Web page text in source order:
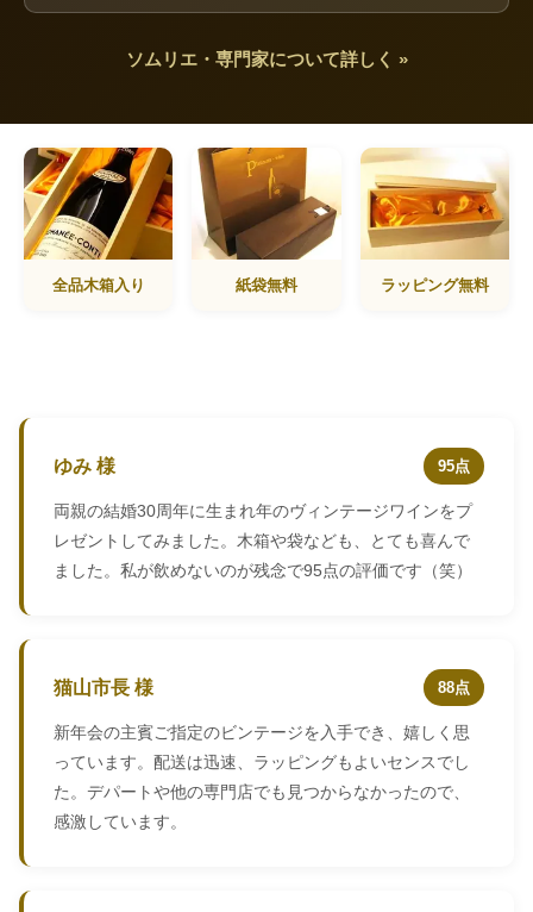
ソムリエ・専門家について詳しく »
全品木箱入り 紙袋無料 ラッピング無料
ゆみ 様 95点
両親の結婚30周年に生まれ年のヴィンテージワインをプ
レゼントしてみました。木箱や袋なども、とても喜んで
ました。私が飲めないのが残念で95点の評価です（笑）
猫山市長 様 88点
新年会の主賓ご指定のビンテージを入手でき、嬉しく思
っています。配送は迅速、ラッピングもよいセンスでし
た。デパートや他の専門店でも見つからなかったので、
感激しています。